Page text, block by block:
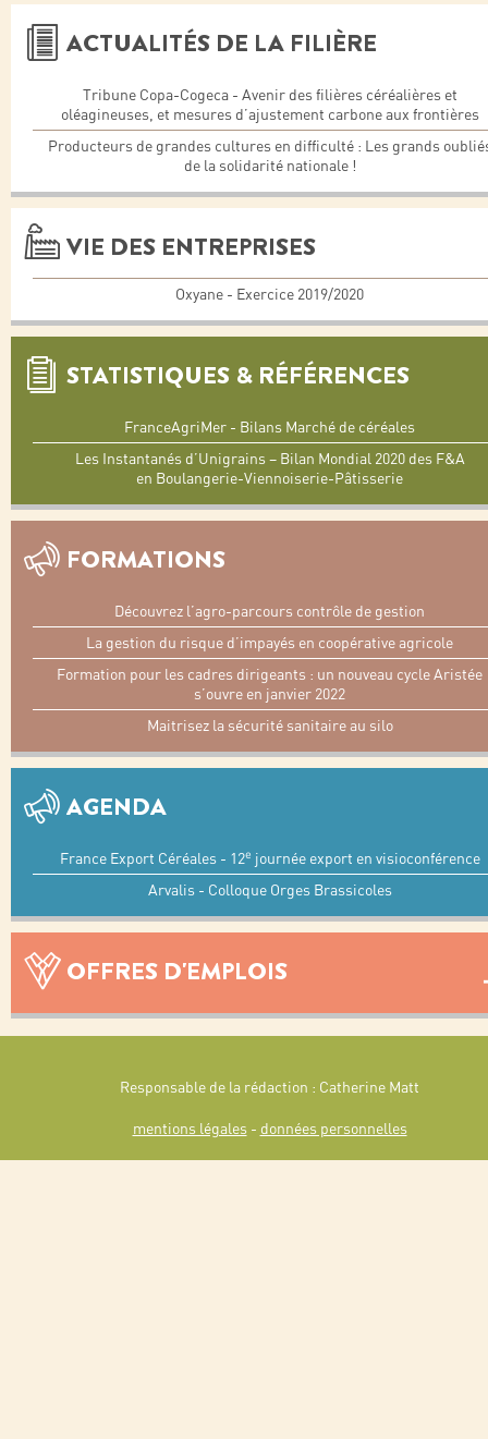
ACTUALITÉS DE LA FILIÈRE
Tribune Copa-Cogeca - Avenir des filières céréalières et
oléagineuses, et mesures d’ajustement carbone aux frontières
Producteurs de grandes cultures en difficulté : Les grands
de la solidarité nationale !
VIE DES ENTREPRISES
Oxyane - Exercice 2019/2020
STATISTIQUES & RÉFÉRENCES
FranceAgriMer - Bilans Marché de céréales
Les Instantanés d’Unigrains – Bilan Mondial 2020 des F&A
en Boulangerie-Viennoiserie-Pâtisserie
FORMATIONS
Découvrez l’agro-parcours contrôle de gestion
La gestion du risque d’impayés en coopérative agricole
Formation pour les cadres dirigeants : un nouveau cycle Aristée
s’ouvre en janvier 2022
Maitrisez la sécurité sanitaire au silo
AGENDA
France Export Céréales - 12e journée export en visioconférence
Arvalis - Colloque Orges Brassicoles
OFFRES D'EMPLOIS
Responsable de la rédaction : Catherine Matt
mentions légales - données personnelles